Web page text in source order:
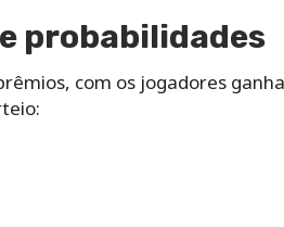
probabilidades
com os jogadores